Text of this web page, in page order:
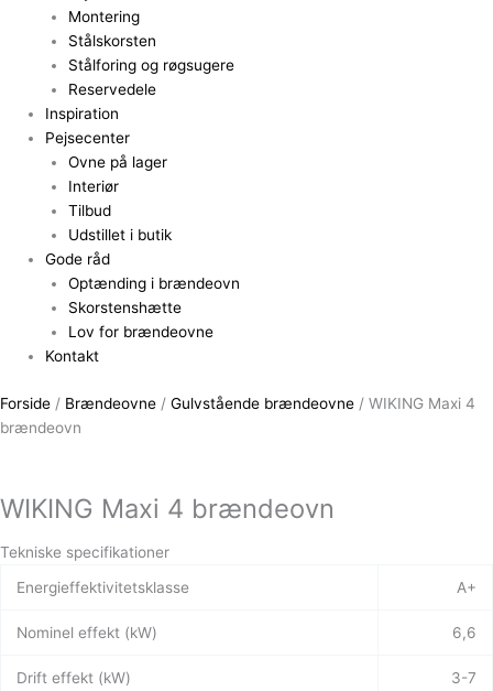
Montering
Stålskorsten
Stålforing og røgsugere
Reservedele
Inspiration
Pejsecenter
Ovne på lager
Interiør
Tilbud
Udstillet i butik
Gode råd
Optænding i brændeovn
Skorstenshætte
Lov for brændeovne
Kontakt
Forside / Brændeovne / Gulvstående brændeovne / WIKING Maxi 4
brændeovn
WIKING Maxi 4 brændeovn
Tekniske specifikationer
Energieffektivitetsklasse
A+
Nominel effekt (kW) 6,6
Drift effekt (kW) 3-7